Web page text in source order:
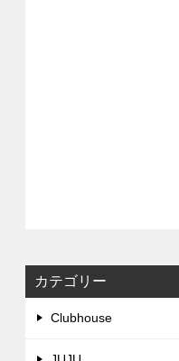
カテゴリー
Clubhouse